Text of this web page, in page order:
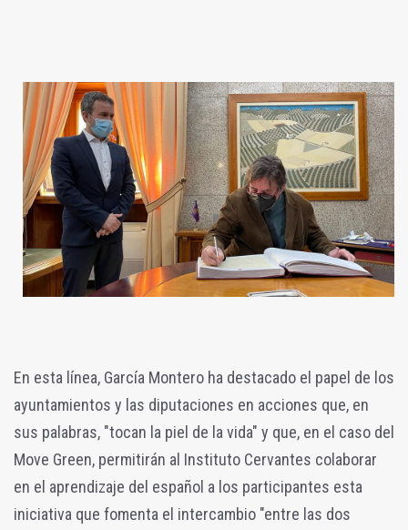
En esta línea, García Montero ha destacado el papel de los
ayuntamientos y las diputaciones en acciones que, en
sus palabras, "tocan la piel de la vida" y que, en el caso del
Move Green, permitirán al Instituto Cervantes colaborar
en el aprendizaje del español a los participantes esta
iniciativa que fomenta el intercambio "entre las dos